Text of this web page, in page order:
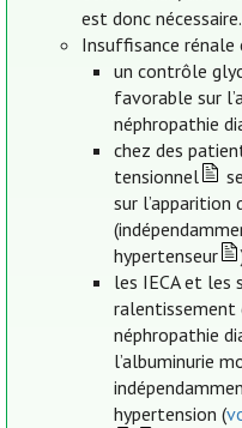
est donc nécessaire.
Insuffisance rénale
un contrôle
favorable sur
néphropathie
chez des
tensionnel
sur l’apparition
hypertenseur
les IECA et les
ralentissement
néphropathie
l’albuminurie
hypertension (